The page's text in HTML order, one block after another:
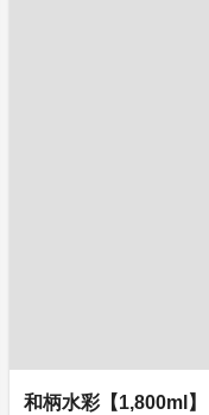
和柄水彩【1,800ml】